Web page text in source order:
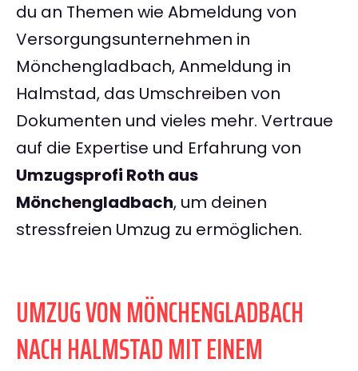
du an Themen wie Abmeldung von
Versorgungsunternehmen in
Mönchengladbach, Anmeldung in
Halmstad, das Umschreiben von
Dokumenten und vieles mehr. Vertraue
auf die Expertise und Erfahrung von
Umzugsprofi Roth aus
Mönchengladbach, um deinen
stressfreien Umzug zu ermöglichen.
UMZUG VON MÖNCHENGLADBACH
NACH HALMSTAD MIT EINEM